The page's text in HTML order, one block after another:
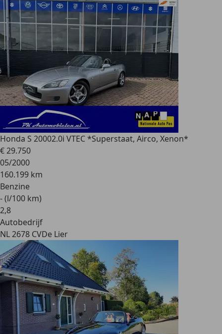
Honda S 20002.0i VTEC *Superstaat, Airco, Xenon*
€ 29.750
05/2000
160.199 km
Benzine
- (l/100 km)
2,8
Autobedrijf
NL 2678 CVDe Lier